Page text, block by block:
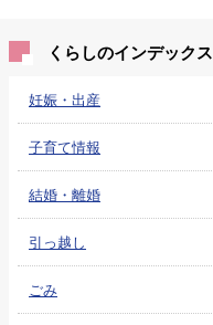
くらしのインデックス
妊娠・出産
子育て情報
結婚・離婚
引っ越し
ごみ